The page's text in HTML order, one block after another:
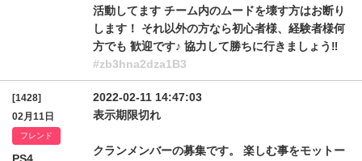
活動してます チーム内のムードを壊す方はお断り
します！ それ以外の方なら初心者様、経験者様何
方でも 歓迎です♪ 協力して勝ちに行きましょう‼️
#zb3hna2dza1B3
[1428]
02月11日
フレンド
2022-02-11 14:47:03
表示期限切れ
クランメンバーの募集です。 楽しむ事をモットー